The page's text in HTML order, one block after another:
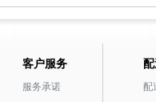
客户服务
服务承诺
配